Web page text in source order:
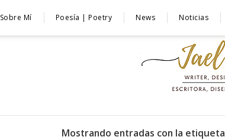
Sobre Mí Poesía | Poetry News Noticias
Mostrando entradas con la etiqueta